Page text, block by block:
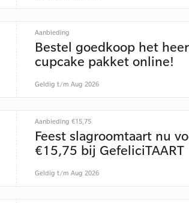
Aanbieding
Bestel goedkoop het
cupcake pakket online!
Geldig t/m Aug 2026
Aanbieding €15,75
Feest slagroomtaart nu
€15,75 bij GefeliciTAART
Geldig t/m Aug 2026